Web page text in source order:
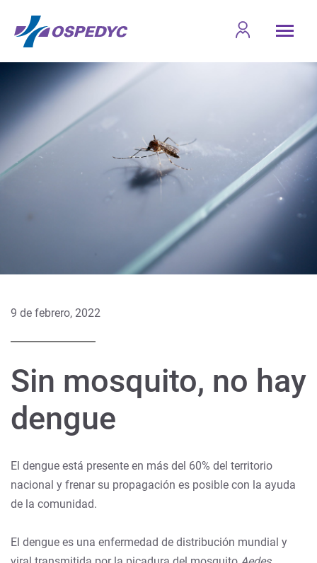
9 de febrero, 2022
Sin mosquito, no hay
dengue
El dengue está presente en más del 60% del territorio
nacional y frenar su propagación es posible con la ayuda
de la comunidad.
El dengue es una enfermedad de distribución mundial y